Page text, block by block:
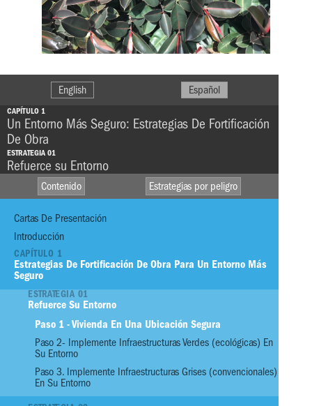
English Español
CAPÍTULO 1
Un Entorno Más Seguro: Estrategias De Fortificación
De Obra
ESTRATEGIA 01
Refuerce su Entorno
Contenido Estrategias por peligro
Cartas De Presentación
Introducción
CAPÍTULO 1
Estrategias De Fortificación De Obra Para Un Entorno Más
Seguro
ESTRATEGIA 01
Refuerce Su Entorno
Paso 1 - Vivienda En Una Ubicación Segura
Paso 2- Implemente Infraestructuras Verdes (ecológicas) En
Su Entorno
Paso 3. Implemente Infraestructuras Grises (convencionales)
En Su Entorno
VIENTO
FUEGO
CALOR
RAINFALL
TSUNAMI